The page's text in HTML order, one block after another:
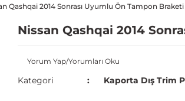
Qashqai 2014 Sonrası Uyumlu Ön Tampon Braketi
Nissan Qashqai 2014
Yorum Yap/Yorumları Oku
Kategori Kaporta Dış Trim